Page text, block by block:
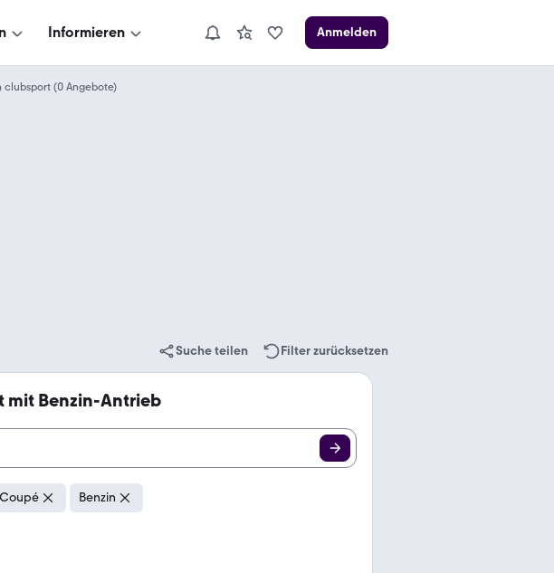
Informieren Anmelden
clubsport (0 Angebote)
Suche teilen Filter zurücksetzen
mit Benzin-Antrieb
Benzin